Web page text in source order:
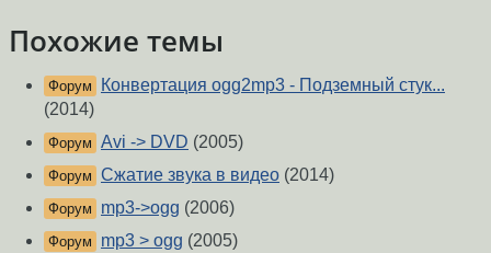
Похожие темы
Форум
Конвертация ogg2mp3 - Подземный стук...
(2014)
Форум Avi -> DVD (2005)
Форум Сжатие звука в видео (2014)
Форум mp3->ogg (2006)
Форум mp3 > ogg (2005)